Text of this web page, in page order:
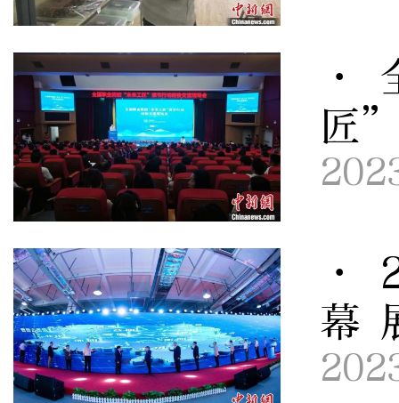
·
匠
·
幕